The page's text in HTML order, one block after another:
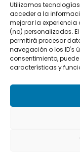
Utilizamos
acceder a la
mejorar la
(no) personalizados.
permitirá procesar
navegación o los ID's
consentimiento,
características y
+34 662 342
SÍGUENOS